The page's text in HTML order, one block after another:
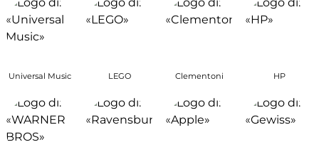
Universal Music LEGO Clementoni HP